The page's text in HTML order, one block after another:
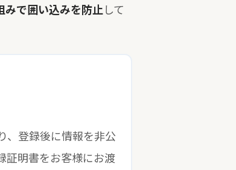
みで囲い込みを防止して
、登録後に情報を非公
証明書をお客様にお渡